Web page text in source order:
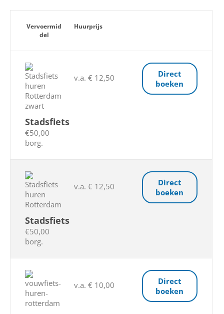
Vervoermid
del
Huurprijs
Stadsfiets
€50,00
borg.
v.a. € 12,50
Direct
boeken
Stadsfiets
€50,00
borg.
v.a. € 12,50
Direct
boeken
v.a. € 10,00
Direct
boeken